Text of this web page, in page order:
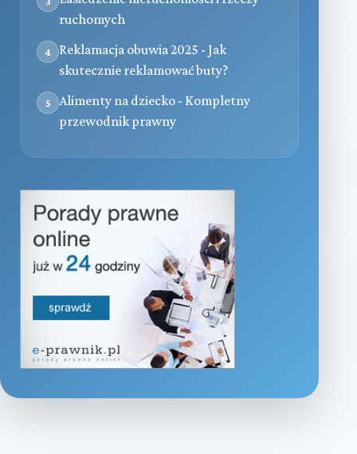
ruchomych
4
Reklamacja obuwia 2025 - Jak
skutecznie reklamować buty?
5
Alimenty na dziecko - Kompletny
przewodnik prawny